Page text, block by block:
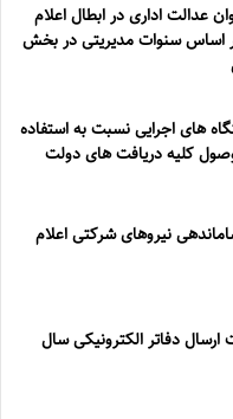
عدالت اداری در ابطال اعلام
اساس سنوات مدیریتی در بخش
های اجرایی نسبت به استفاده
وصول کلیه دریافت های دولت
نیروهای شرکتی اعلام
دفاتر الکترونیکی سال